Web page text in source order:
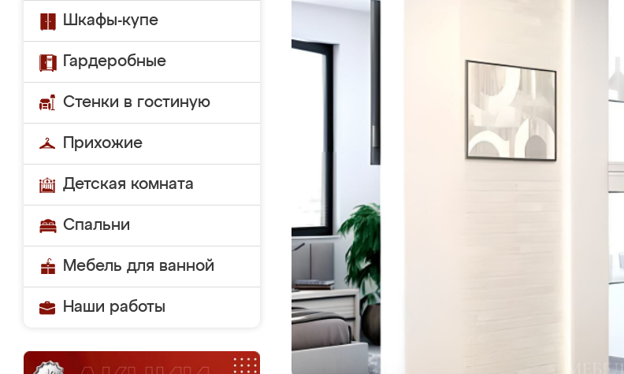
Шкафы-купе
Гардеробные
Стенки в гостиную
Прихожие
Детская комната
Спальни
Мебель для ванной
Наши работы